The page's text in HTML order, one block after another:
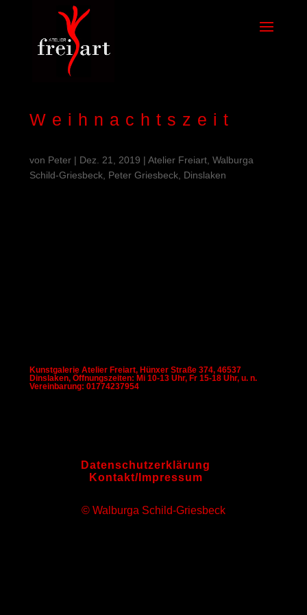
Weihnachtszeit
von Peter| Dez. 21, 2019 | Atelier Freiart, Walburga
Schild-Griesbeck, Peter Griesbeck, Dinslaken
Kunstgalerie Atelier Freiart, Hünxer Straße 374, 46537
Dinslaken, Öffnungszeiten: Mi 10-13 Uhr, Fr 15-18 Uhr, u. n.
Vereinbarung: 01774237954
Datenschutzerklärung
Kontakt/Impressum
© Walburga Schild-Griesbeck